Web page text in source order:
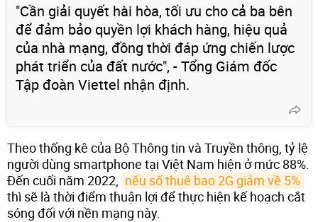
"Cần giải quyết hài hòa, tối ưu cho cả ba bên
để đảm bảo quyền lợi khách hàng, hiệu quả
của nhà mạng, đồng thời đáp ứng chiến lược
phát triển của đất nước", - Tổng Giám đốc
Tập đoàn Viettel nhận định.
Theo thống kê của Bộ Thông tin và Truyền thông, tỷ lệ
người dùng smartphone tại Việt Nam hiện ở mức 88%.
Đến cuối năm 2022,
nếu số thuê bao 2G giảm về 5%
thì sẽ là thời điểm thuận lợi để thực hiện kế hoạch cắt
sóng đối với nền mạng này.